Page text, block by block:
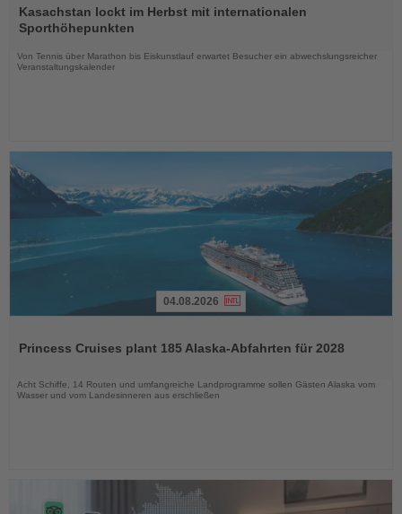
Sie
die
Nachrichten
Kasachstan lockt im Herbst mit internationalen
Sporthöhepunkten
Von Tennis über Marathon bis Eiskunstlauf erwartet Besucher ein abwechslungsreicher
Veranstaltungskalender
die
04.08.2026
Princess Cruises plant 185 Alaska-Abfahrten für 2028
Acht Schiffe, 14 Routen und umfangreiche Landprogramme sollen Gästen Alaska vom
Wasser und vom Landesinneren aus erschließen